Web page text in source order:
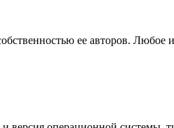
ее авторов. Любое